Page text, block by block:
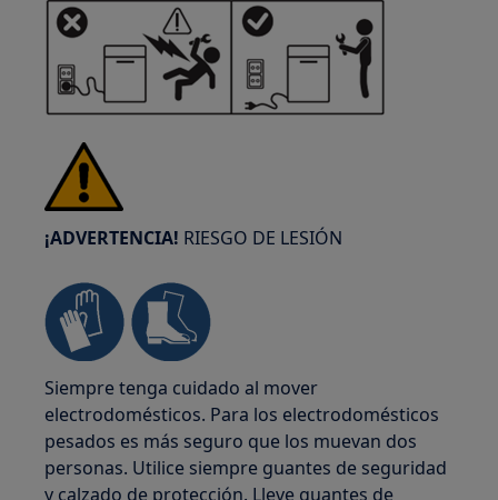
¡ADVERTENCIA! RIESGO DE LESIÓN
Siempre tenga cuidado al mover
electrodomésticos. Para los electrodomésticos
pesados es más seguro que los muevan dos
personas. Utilice siempre guantes de seguridad
y calzado de protección. Lleve guantes de